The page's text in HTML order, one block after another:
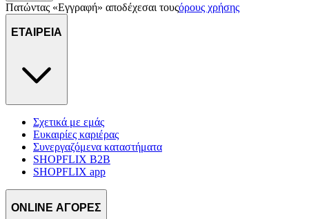
Πατώντας «Εγγραφή» αποδέχεσαι τουςόρους χρήσης
ΕΤΑΙΡΕΙΑ
Σχετικά με εμάς
Ευκαιρίες καριέρας
Συνεργαζόμενα καταστήματα
SHOPFLIX B2B
SHOPFLIX app
ONLINE ΑΓΟΡΕΣ